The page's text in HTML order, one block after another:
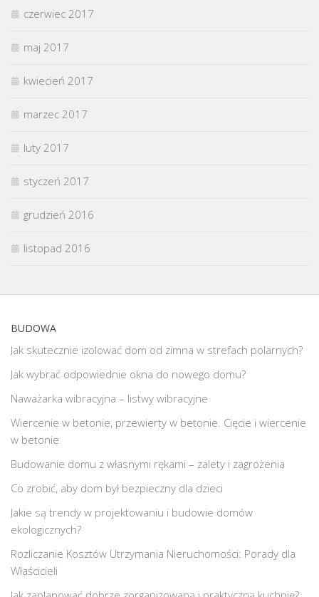
czerwiec 2017
maj 2017
kwiecień 2017
marzec 2017
luty 2017
styczeń 2017
grudzień 2016
listopad 2016
BUDOWA
Jak skutecznie izolować dom od zimna w strefach polarnych?
Jak wybrać odpowiednie okna do nowego domu?
Naważarka wibracyjna – listwy wibracyjne
Wiercenie w betonie, przewierty w betonie. Cięcie i wiercenie
w betonie
Budowanie domu z własnymi rękami – zalety i zagrożenia
Co zrobić, aby dom był bezpieczny dla dzieci
Jakie są trendy w projektowaniu i budowie domów
ekologicznych?
Rozliczanie Kosztów Utrzymania Nieruchomości: Porady dla
Właścicieli